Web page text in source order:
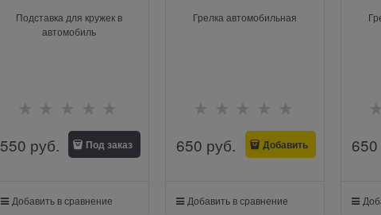
Подставка для кружек в
автомобиль
550 руб. Под заказ
Добавить в сравнение
Грелка автомобильная
650 руб. Добавить
Добавить в сравнение
650